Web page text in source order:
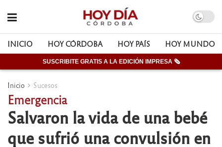
INICIO HOY CÓRDOBA HOY PAÍS HOY MUNDO
SUSCRIBITE GRATIS A LA EDICIÓN IMPRESA 🗞
Inicio Sucesos
Emergencia
Salvaron la vida de una bebé
que sufrió una convulsión en